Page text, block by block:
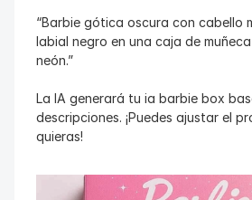
“Barbie gótica oscura con cabello
labial negro en una caja de
neón.”
La IA generará tu ia barbie box
descripciones. ¡Puedes ajustar el
quieras!